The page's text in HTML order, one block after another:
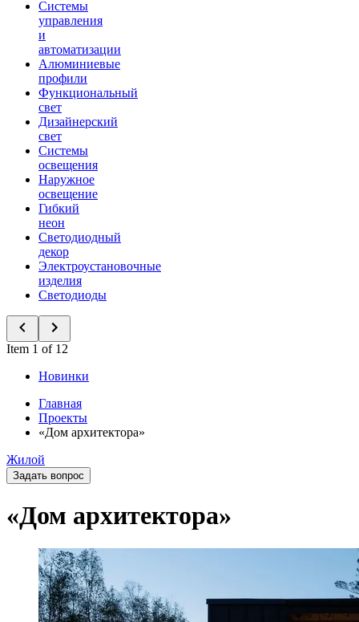
Системы
управления
и
автоматизации
Алюминиевые
профили
Функциональный
свет
Дизайнерский
свет
Системы
освещения
Наружное
освещение
Гибкий
неон
Светодиодный
декор
Электроустановочные
изделия
Светодиоды
Item 1 of 12
Новинки
Главная
Проекты
«Дом архитектора»
Жилой
Задать вопрос
«Дом архитектора»